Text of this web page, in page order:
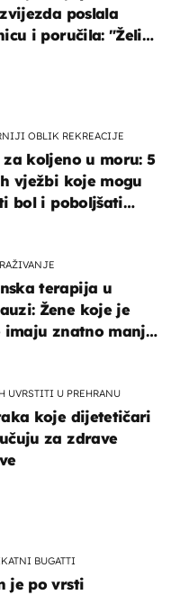
OBLIK REKREACIJE
za koljeno u moru: 5
vježbi koje mogu
bol i poboljšati
terapija u
Žene koje je
imaju znatno manji
UVRSTITI U PREHRANU
koje dijetetičari
za zdrave
poslala
i poručila: "Želim
BUGATTI
je po vrsti